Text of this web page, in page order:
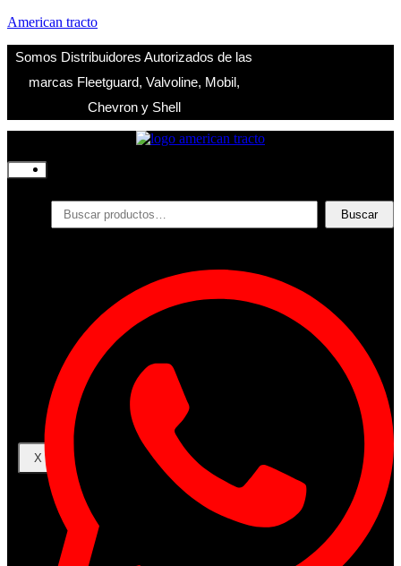
American tracto
Somos Distribuidores Autorizados de las
marcas Fleetguard, Valvoline, Mobil,
Chevron y Shell
Productos
Filtros
Contacto
Acceder
Iniciar Sesion
Registro
Restablecer la contraseña
X
Buscar